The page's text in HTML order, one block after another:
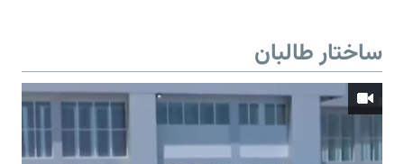
ساختار طالبان